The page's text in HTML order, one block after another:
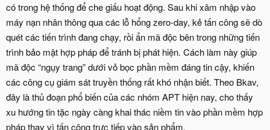
có trong hệ thống để che giấu hoạt động. Sau khi xâm nhập vào
máy nạn nhân thông qua các lỗ hổng zero-day, kẻ tấn công sẽ dò
quét các tiến trình đang chạy, rồi ẩn mã độc bên trong những tiến
trình bảo mật hợp pháp để tránh bị phát hiện. Cách làm này giúp
mã độc “ngụy trang” dưới vỏ bọc phần mềm đáng tin cậy, khiến
các công cụ giám sát truyền thống rất khó nhận biết. Theo Bkav,
đây là thủ đoạn phổ biến của các nhóm APT hiện nay, cho thấy
xu hướng tin tặc ngày càng khai thác niềm tin vào phần mềm hợp
pháp thay vì tấn công trực tiếp vào sản phẩm.